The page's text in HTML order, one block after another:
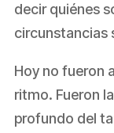
decir quiénes
circunstancias
Hoy no fueron
ritmo. Fueron
profundo del